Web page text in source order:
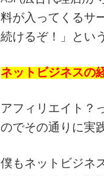
料が入ってくるサ
続けるぞ！」とい
ネットビジネスの
アフィリエイト？
のでその通りに実
僕もネットビジネ